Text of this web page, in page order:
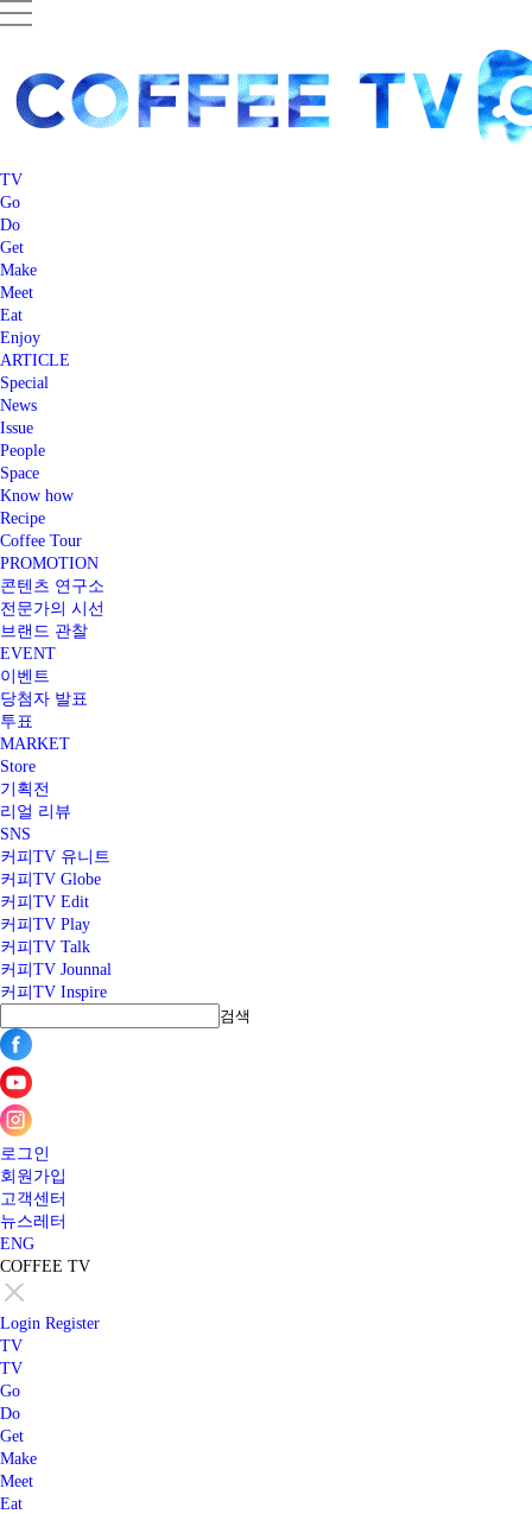
TV
Go
Do
Get
Make
Meet
Eat
Enjoy
ARTICLE
Special
News
Issue
People
Space
Know how
Recipe
Coffee Tour
PROMOTION
콘텐츠 연구소
전문가의 시선
브랜드 관찰
EVENT
이벤트
당첨자 발표
투표
MARKET
Store
기획전
리얼 리뷰
SNS
커피TV 유니트
커피TV Globe
커피TV Edit
커피TV Play
커피TV Talk
커피TV Jounnal
커피TV Inspire
검색
로그인
회원가입
고객센터
뉴스레터
ENG
COFFEE TV
Login Register
TV
TV
Go
Do
Get
Make
Meet
Eat